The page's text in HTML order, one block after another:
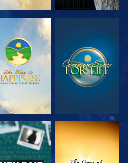
ANSEHEN ANSEHEN
ANSEHEN ANSEHEN